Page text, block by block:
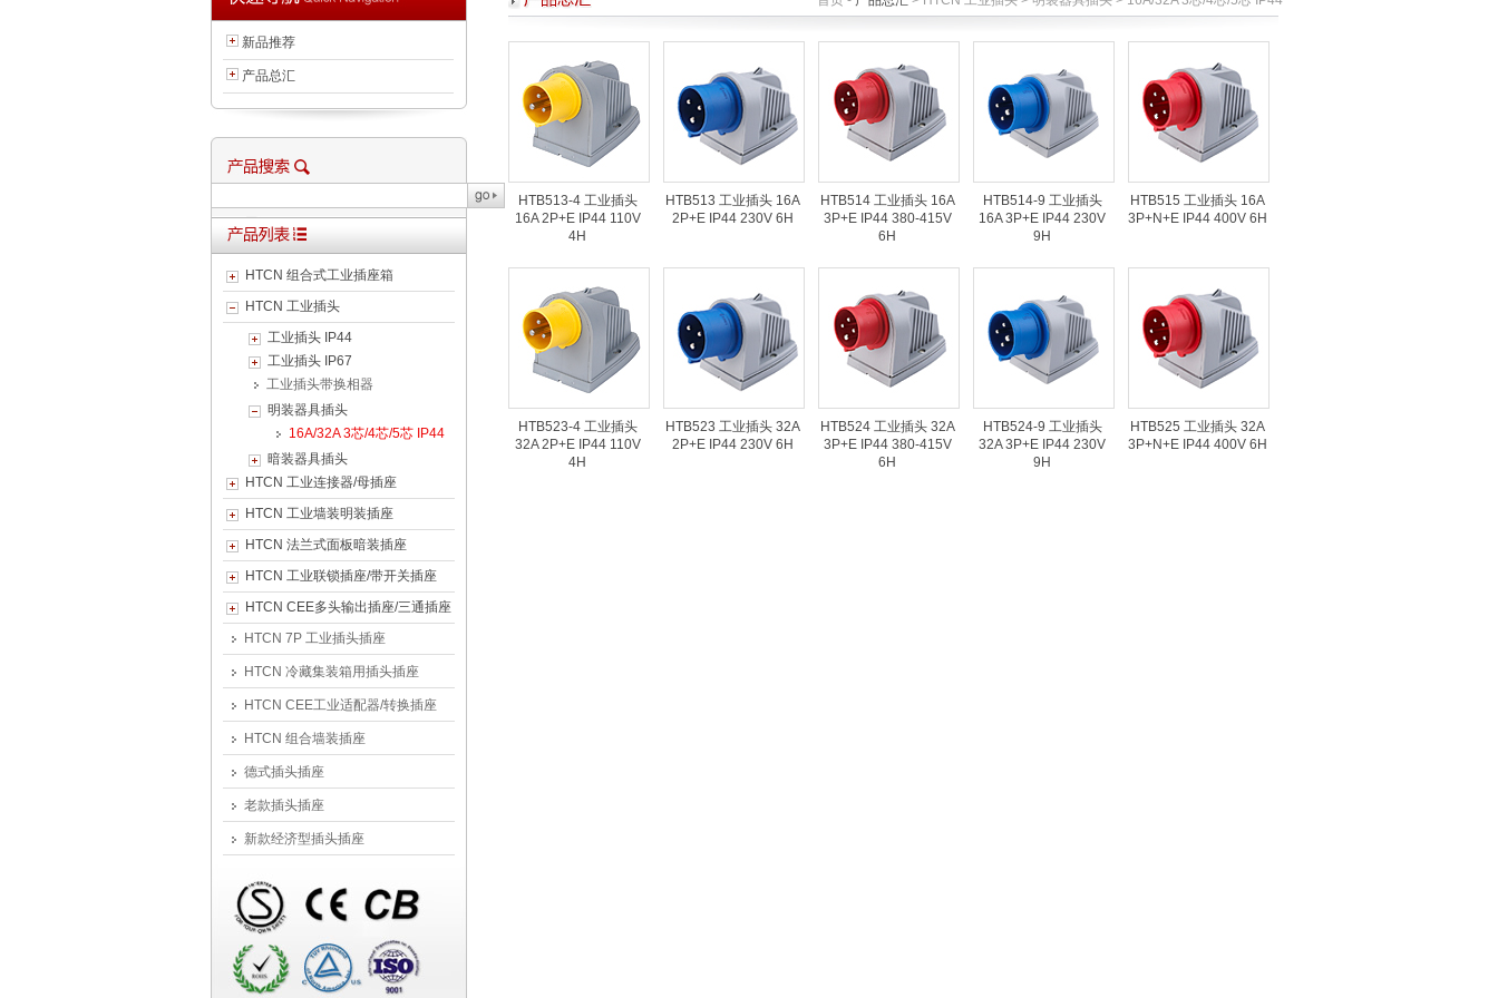
新品推荐
产品总汇
HTCN 组合式工业插座箱
HTCN 工业插头
工业插头 IP44
工业插头 IP67
工业插头带换相器
明装器具插头
16A/32A 3芯/4芯/5芯 IP44
暗装器具插头
HTCN 工业连接器/母插座
HTCN 工业墙装明装插座
HTCN 法兰式面板暗装插座
HTCN 工业联锁插座/带开关插座
HTCN CEE多头输出插座/三通插座
HTCN 7P 工业插头插座
HTCN 冷藏集装箱用插头插座
HTCN CEE工业适配器/转换插座
HTCN 组合墙装插座
德式插头插座
老款插头插座
新款经济型插头插座
HTB513-4 工业插头
16A 2P+E IP44 110V
4H
HTB513 工业插头 16A
2P+E IP44 230V 6H
HTB514 工业插头 16A
3P+E IP44 380-415V
6H
HTB514-9 工业插头
16A 3P+E IP44 230V
9H
HTB515 工业插头 16A
3P+N+E IP44 400V 6H
HTB523-4 工业插头
32A 2P+E IP44 110V
4H
HTB523 工业插头 32A
2P+E IP44 230V 6H
HTB524 工业插头 32A
3P+E IP44 380-415V
6H
HTB524-9 工业插头
32A 3P+E IP44 230V
9H
HTB525 工业插头 32A
3P+N+E IP44 400V 6H